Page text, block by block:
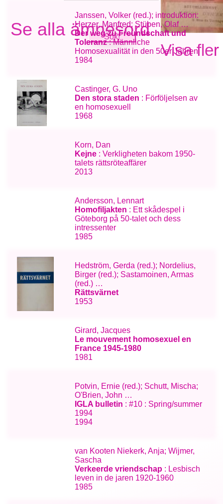
Se alla ämnesord
Visa
Janssen, Volker (red.); introduktion:
Herzer, Manfred; Stüben, Olaf …
Der weg zu Freundschaft und
Toleranz: Männliche
Homosexualität in den 50er Jahren
1984
Castinger, G. Uno
Den stora staden : Förföljelsen av
en homosexuell
1968
Korn, Dan
Kejne : Verkligheten bakom 1950-
talets rättsröteaffärer
2013
Andersson, Lennart
Homofiljakten : Ett skådespel i
Göteborg på 50-talet och dess
intressenter
1985
Hedström, Gerda (red.); Nordelius,
Birger (red.); Sastamoinen, Armas
(red.) …
Rättsvärnet
1953
Girard, Jacques
Le mouvement homosexuel en
France 1945-1980
1981
Potvin, Ernie (red.); Schutt, Mischa;
O'Brien, John …
IGLA bulletin : #10 : Spring/summer
1994
1994
van Kooten Niekerk, Anja; Wijmer,
Sascha
Verkeerde vriendschap : Lesbisch
leven in de jaren 1920-1960
1985